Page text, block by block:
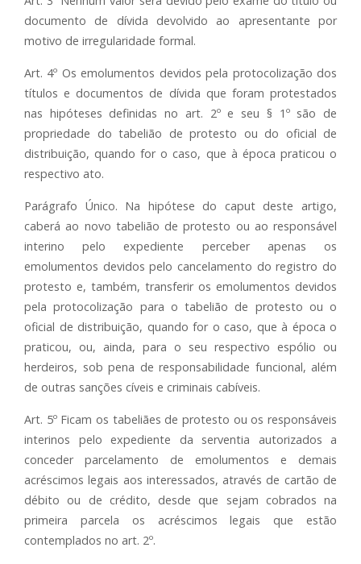
documento de dívida devolvido ao apresentante por
motivo de irregularidade formal.
Art. 4º Os emolumentos devidos pela protocolização dos
títulos e documentos de dívida que foram protestados
nas hipóteses definidas no art. 2º e seu § 1º são de
propriedade do tabelião de protesto ou do oficial de
distribuição, quando for o caso, que à época praticou o
respectivo ato.
Parágrafo Único. Na hipótese do caput deste artigo,
caberá ao novo tabelião de protesto ou ao responsável
interino pelo expediente perceber apenas os
emolumentos devidos pelo cancelamento do registro do
protesto e, também, transferir os emolumentos devidos
pela protocolização para o tabelião de protesto ou o
oficial de distribuição, quando for o caso, que à época o
praticou, ou, ainda, para o seu respectivo espólio ou
herdeiros, sob pena de responsabilidade funcional, além
de outras sanções cíveis e criminais cabíveis.
Art. 5º Ficam os tabeliães de protesto ou os responsáveis
interinos pelo expediente da serventia autorizados a
conceder parcelamento de emolumentos e demais
acréscimos legais aos interessados, através de cartão de
débito ou de crédito, desde que sejam cobrados na
primeira parcela os acréscimos legais que estão
contemplados no art. 2º.